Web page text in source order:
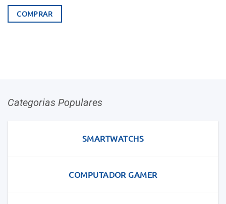
COMPRAR
Categorias Populares
SMARTWATCHS
COMPUTADOR GAMER